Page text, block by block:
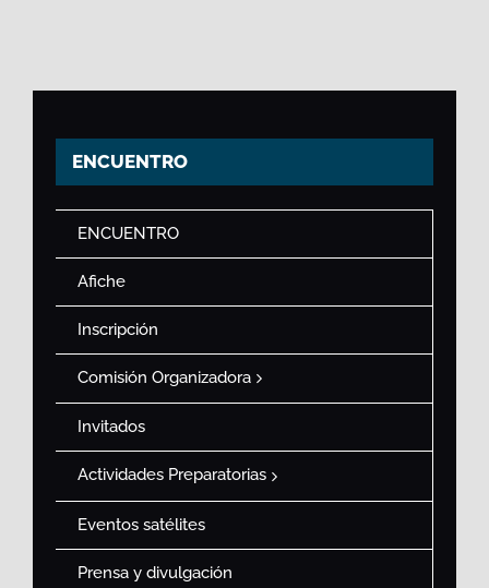
ENCUENTRO
ENCUENTRO
Afiche
Inscripción
Comisión Organizadora
Invitados
Actividades Preparatorias
Eventos satélites
Prensa y divulgación